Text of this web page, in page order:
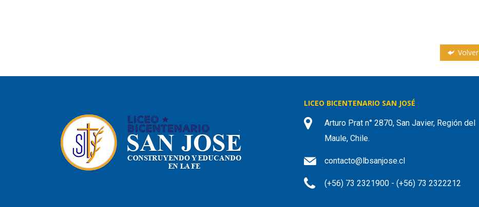
Volver
LICEO BICENTENARIO SAN JOSÉ
Arturo Prat n° 2870, San Javier, Región del
Maule, Chile.
contacto@lbsanjose.cl
(+56) 73 2321900 - (+56) 73 2322212